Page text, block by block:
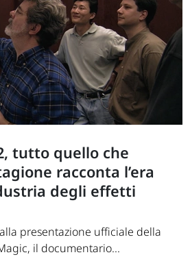
tutto quello che
racconta l’era
degli effetti
presentazione ufficiale della
il documentario...